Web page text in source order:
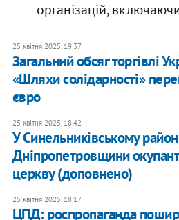
організацій,
25 квітня 2025, 19:37
Загальний обсяг торгівлі
«Шляхи солідарності»
євро
25 квітня 2025, 18:42
У Синельниківському
Дніпропетровщини
церкву (доповнено)
25 квітня 2025, 18:17
ЦПД: роспропаганда